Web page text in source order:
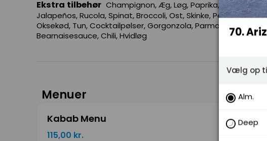
Ekstra tilbehør Champignon, Æg, Løg, Paprika, Oliven,
Jalapeños, Rucola, Spinat, Broccoli, Ost, Skinke, Pepperoni,
Oksekød, Tun, Cocktailpølser, Gorgonzola, Parmaskinke,
Bearnaisesauce, Chili, Hvidløg
Menuer
Kabab Menu
115,00 kr.
70.
Vælg op
Alm.
Deep